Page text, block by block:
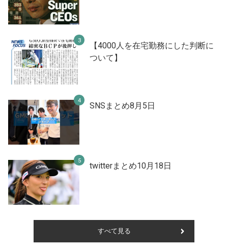
【4000人を在宅勤務にした判断に
ついて】
SNSまとめ8月5日
twitterまとめ10月18日
すべて見る